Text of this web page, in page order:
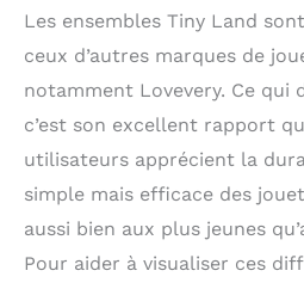
le
la
bébé
votre
Les ensembles Tiny Land
ceux d’autres marques de
notamment Lovevery. Ce qui
c’est son excellent rapport
utilisateurs apprécient la
simple mais efficace des
aussi bien aux plus jeunes
Pour aider à visualiser ces